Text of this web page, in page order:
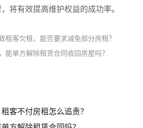
将有效提高维护权益的成功率。
租客欠租，能否要求减免部分房租？
能单方解除租赁合同收回房屋吗？
客不付房租怎么追责？